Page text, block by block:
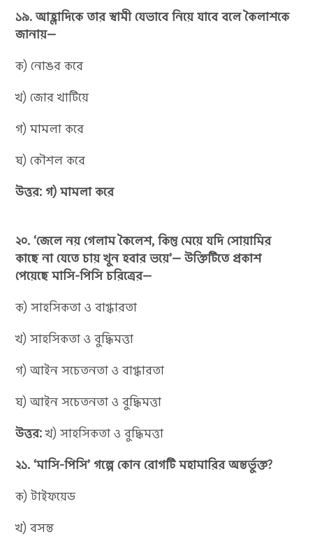
১৯. আহ্লাদিকে তার স্বামী যেভাবে নিয়ে যাবে বলে কৈলাশকে
জানায়—
ক) নোঙর করে
খ) জোর খাটিয়ে
গ) মামলা করে
ঘ) কৌশল করে
উত্তর: গ) মামলা করে
২০. ‘জেলে নয় গেলাম কৈলেশ, কিন্তু মেয়ে যদি সোয়ামির
কাছে না যেতে চায় খুন হবার ভয়ে’— উক্তিটিতে প্রকাশ
পেয়েছে মাসি-পিসি চরিত্রের—
ক) সাহসিকতা ও বাগ্ধারতা
খ) সাহসিকতা ও বুদ্ধিমত্তা
গ) আইন সচেতনতা ও বাগ্ধারতা
ঘ) আইন সচেতনতা ও বুদ্ধিমত্তা
উত্তর:খ) সাহসিকতা ও বুদ্ধিমত্তা
২১. ‘মাসি-পিসি’ গল্পে কোন রোগটি মহামারির অন্তর্ভুক্ত?
ক) টাইফয়েড
খ) বসন্ত